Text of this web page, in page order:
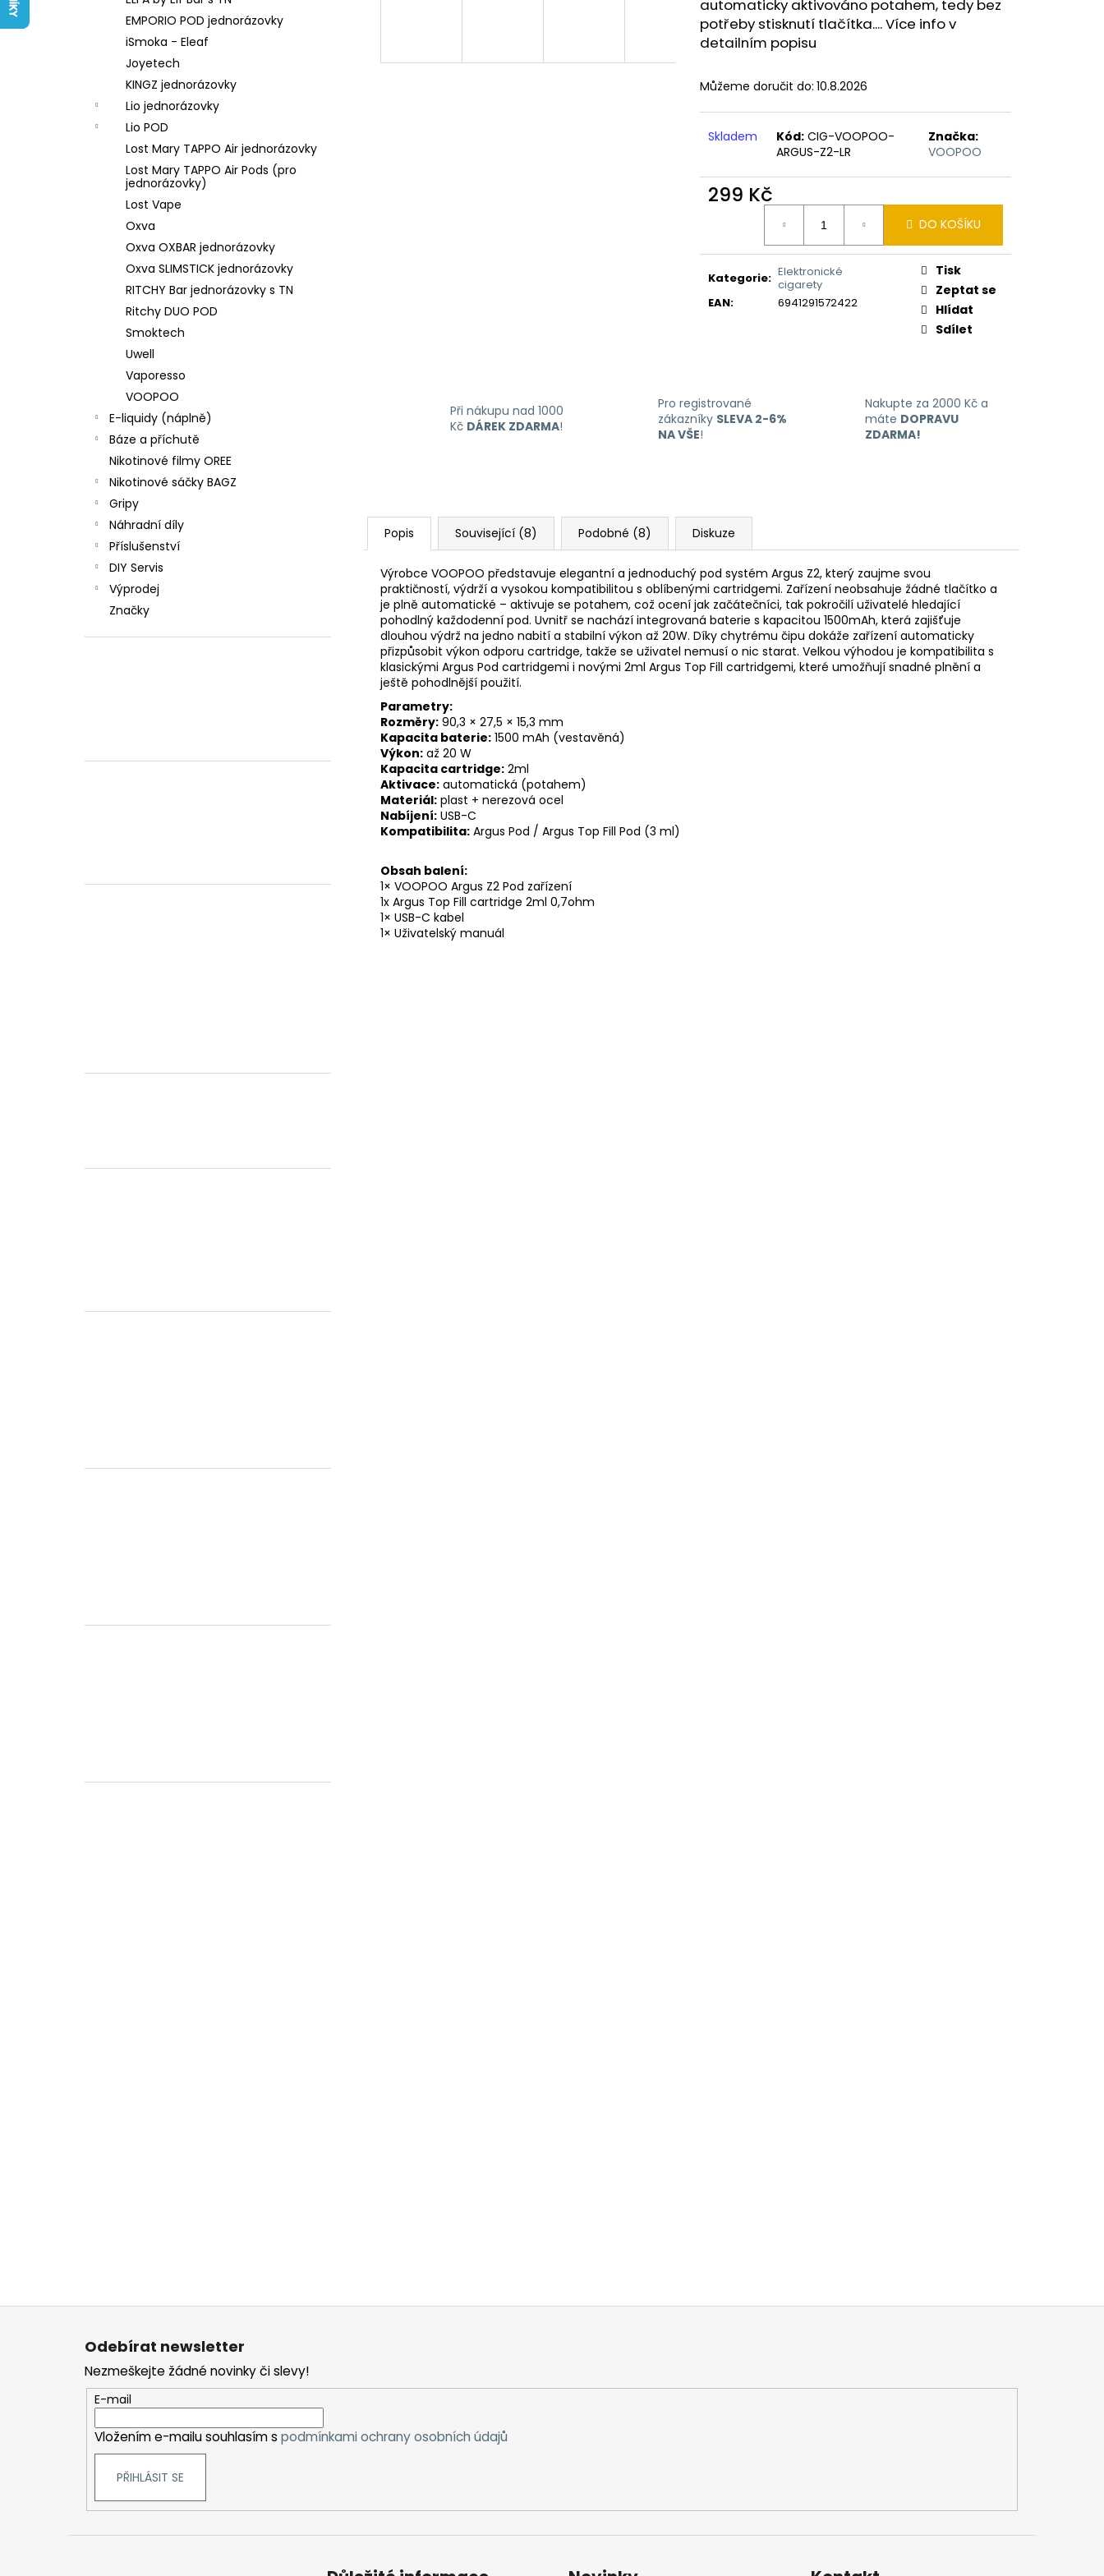
EMPORIO POD jednorázovky
iSmoka - Eleaf
Joyetech
KINGZ jednorázovky
Lio jednorázovky
Lio POD
Lost Mary TAPPO Air jednorázovky
Lost Mary TAPPO Air Pods (pro
jednorázovky)
Lost Vape
Oxva
Oxva OXBAR jednorázovky
Oxva SLIMSTICK jednorázovky
RITCHY Bar jednorázovky s TN
Ritchy DUO POD
Smoktech
Uwell
Vaporesso
VOOPOO
E-liquidy (náplně)
Báze a příchutě
Nikotinové filmy OREE
Nikotinové sáčky BAGZ
Gripy
Náhradní díly
Příslušenství
DIY Servis
Výprodej
Značky
automaticky aktivováno potahem, tedy bez
potřeby stisknutí tlačítka.... Více info v
detailním popisu
Můžeme doručit do: 10.8.2026
Skladem Kód: CIG-VOOPOO-
ARGUS-Z2-LR
Značka:
VOOPOO
299 Kč
DO KOŠÍKU
Kategorie: Elektronické
cigarety
EAN: 6941291572422
Tisk
Zeptat se
Hlídat
Sdílet
Při nákupu nad 1000
Kč DÁREK ZDARMA!
Pro registrované
zákazníky SLEVA 2-6%
NA VŠE!
Nakupte za 2000 Kč a
máte DOPRAVU
ZDARMA!
Popis Související (8) Podobné (8) Diskuze
Výrobce VOOPOO představuje elegantní a jednoduchý pod systém Argus Z2, který zaujme svou
praktičností, výdrží a vysokou kompatibilitou s oblíbenými cartridgemi. Zařízení neobsahuje žádné tlačítko a
je plně automatické – aktivuje se potahem, což ocení jak začátečníci, tak pokročilí uživatelé hledající
pohodlný každodenní pod. Uvnitř se nachází integrovaná baterie s kapacitou 1500mAh, která zajišťuje
dlouhou výdrž na jedno nabití a stabilní výkon až 20W. Díky chytrému čipu dokáže zařízení automaticky
přizpůsobit výkon odporu cartridge, takže se uživatel nemusí o nic starat. Velkou výhodou je kompatibilita s
klasickými Argus Pod cartridgemi i novými 2ml Argus Top Fill cartridgemi, které umožňují snadné plnění a
ještě pohodlnější použití.
Parametry:
Rozměry: 90,3 × 27,5 × 15,3 mm
Kapacita baterie: 1500 mAh (vestavěná)
Výkon: až 20 W
Kapacita cartridge: 2ml
Aktivace: automatická (potahem)
Materiál: plast + nerezová ocel
Nabíjení: USB-C
Kompatibilita: Argus Pod / Argus Top Fill Pod (3 ml)
Obsah balení:
1× VOOPOO Argus Z2 Pod zařízení
1x Argus Top Fill cartridge 2ml 0,7ohm
1× USB-C kabel
1× Uživatelský manuál
LIQUID ARAMAX 4PACK CIGAR
TOBACCO 4X10ML-18MG
558 Kč
LIQUID LIQUA AMERICAN BLEND 10ML-
6MG (AMERICKÝ MÍCHANÝ TABÁK)
Z
Odebírat newsletter
Nezmeškejte žádné novinky či slevy!
E-mail
Vložením e-mailu souhlasím s podmínkami ochrany osobních údajů
PŘIHLÁSIT SE